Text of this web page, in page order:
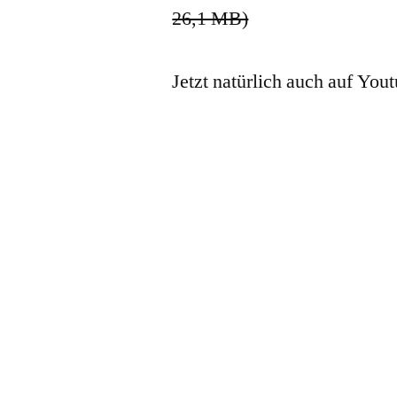
26,1 MB)
Jetzt natürlich auch auf